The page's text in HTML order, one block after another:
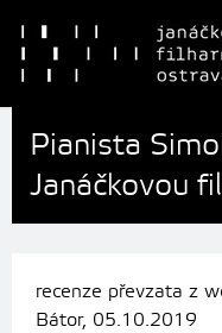
Pianista
Janáčkovou
recenze převzata z
Bátor, 05.10.2019